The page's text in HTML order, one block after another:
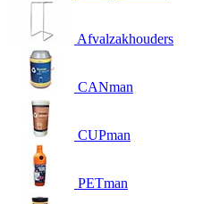
Afvalzakhouders
CANman
CUPman
PETman